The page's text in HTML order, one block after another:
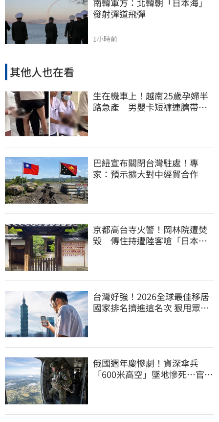
南韓軍方：北韓朝「日本海」
發射彈道飛彈
1小時前
其他人也在看
生在機車上！越南25歲孕婦半
路急產 男嬰卡短褲連臍帶奔
巴紐宣布關閉台灣駐處！專
家：預示擴大對中經貿合作
京都高台寺火警！岡林院遭焚
毀 傳住持遭陸客嗆「日本遲
台灣好強！2026全球最佳移居
國家排名擠進這名次 狠甩眾多
俄國週年慶慘劇！資深傘兵
「600米高空」墜地慘死…官方